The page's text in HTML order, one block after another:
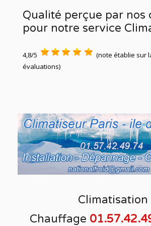
Qualité perçue par nos
pour notre service
4,8/5
(note établie sur
évaluations)
Climatisation
Chauffage